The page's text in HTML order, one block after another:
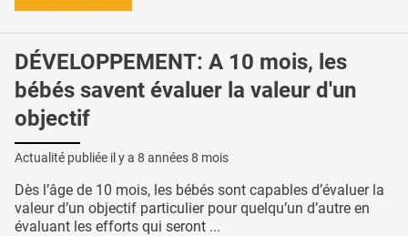
DÉVELOPPEMENT: A 10 mois, les
bébés savent évaluer la valeur d'un
objectif
Actualité publiée il y a 8 années 8 mois
Dès l’âge de 10 mois, les bébés sont capables d’évaluer la
valeur d’un objectif particulier pour quelqu’un d’autre en
évaluant les efforts qui seront ...